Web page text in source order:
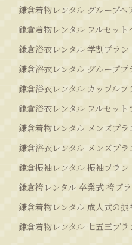
鎌倉着物レンタル グループヘ
鎌倉着物レンタル フルセッ
鎌倉浴衣レンタル 学割プラン
鎌倉浴衣レンタル グループプ
鎌倉浴衣レンタル カップルプ
鎌倉浴衣レンタル フルセット
鎌倉着物レンタル メンズプラ
鎌倉浴衣レンタル メンズプラ
鎌倉振袖レンタル 振袖プラン
鎌倉袴レンタル 卒業式 袴プ
鎌倉着物レンタル 成人式の振
鎌倉着物レンタル 七五三プラ